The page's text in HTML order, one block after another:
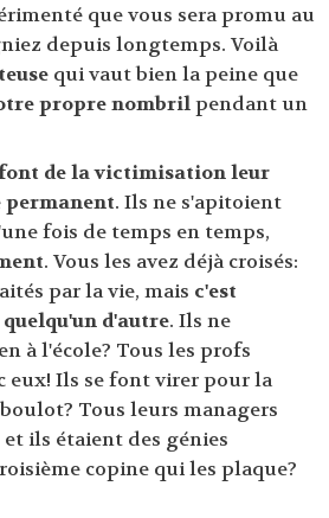
que vous sera promu au
depuis longtemps. Voilà
qui vaut bien la peine que
propre nombrilpendant un
de la victimisation leur
permanent. Ils ne s'apitoient
fois de temps en temps,
. Vous les avez déjà croisés:
par la vie, mais c'est
d'autre. Ils ne
à l'école? Tous les profs
eux! Ils se font virer pour la
Tous leurs managers
et ils étaient des génies
copine qui les plaque?